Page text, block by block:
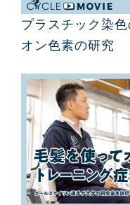
プラスチック染
オン色素の研究